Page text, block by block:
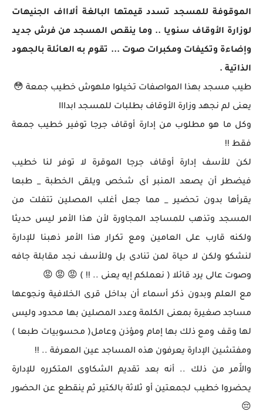
الموقوفة للمسجد تسدد قيمتها البالغة ألاااف الجنيهات
لوزارة الأوقاف سنويا .. وما ينقص المسجد من فرش جديد
وإضاءة وتكيفات ومكبرات صوت ... تقوم به العائلة بالجهود
الذاتية .
طيب مسجد بهذا المواصفات تخيلوا ملهوش خطيب جمعة 😳
يعنى لم نجهد وزارة الأوقاف بطلبات للمسجد ابدااا
وكل ما هو مطلوب من إدارة أوقاف جرجا توفير خطيب جمعة
فقط !!
لكن للأسف إدارة أوقاف جرجا الموقرة لا توفر لنا خطيب
فيضطر أن يصعد المنبر أى شخص ويلقى الخطبة _ طبعا
يقرأها بدون تحضير _ مما جعل أغلب المصلين تتفلت من
المسجد وتذهب للمساجد المجاورة لأن هذا الأمر ليس حديثا
ولكنه قارب على العامين ومع تكرار هذا الأمر ذهبنا للإدارة
لنشكو ولكن لا حياة لمن تنادى بل وللأسف نجد مقابلة جافه
وصوت عالى يرد قائلا ( نعملكم إيه يعنى .. !! ) 😡 😡 😡
مع العلم وبدون ذكر أسماء أن بداخل قرى الخلافية ونجوعها
مساجد صغيرة بمعنى الكلمة وعدد المصلين بها محدود وليس
لها وقف ومع ذلك بها إمام ومؤذن وعامل( محسوبيات طبعا )
ومفتشين الإدارة يعرفون هذه المساجد عين المعرفة .. !!
والأَمر من ذلك .. أنه بعد تقديم الشكاوى المتكرره للإدارة
يحضروا خطيب لجمعتين أو ثلاثة بالكتير ثم ينقطع عن الحضور
😔